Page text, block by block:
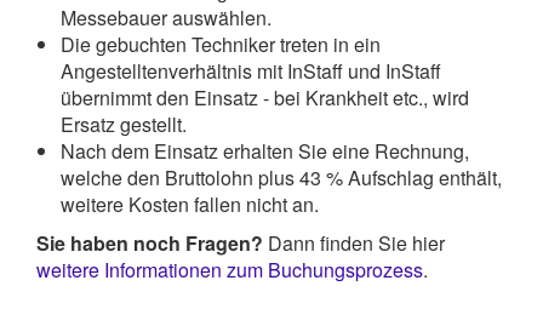
Messebauer auswählen.
Die gebuchten Techniker treten in ein
Angestelltenverhältnis mit InStaff und InStaff
übernimmt den Einsatz - bei Krankheit etc., wird
Ersatz gestellt.
Nach dem Einsatz erhalten Sie eine Rechnung,
welche den Bruttolohn plus 43 % Aufschlag enthält,
weitere Kosten fallen nicht an.
Sie haben noch Fragen? Dann finden Sie hier
weitere Informationen zum Buchungsprozess.